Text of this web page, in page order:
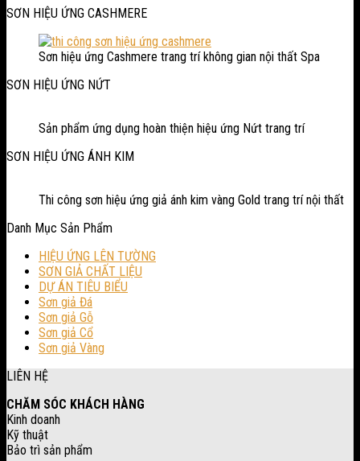
SƠN HIỆU ỨNG CASHMERE
Sơn hiệu ứng Cashmere trang trí không gian nội thất Spa
SƠN HIỆU ỨNG NỨT
Sản phẩm ứng dụng hoàn thiện hiệu ứng Nứt trang trí
SƠN HIỆU ỨNG ÁNH KIM
Thi công sơn hiệu ứng giả ánh kim vàng Gold trang trí nội thất
Danh Mục Sản Phẩm
HIỆU ỨNG LÊN TƯỜNG
SƠN GIẢ CHẤT LIỆU
DỰ ÁN TIÊU BIỂU
Sơn giả Đá
Sơn giả Gỗ
Sơn giả Cổ
Sơn giả Vàng
LIÊN HỆ
CHĂM SÓC KHÁCH HÀNG
Kinh doanh
Kỹ thuật
Bảo trì sản phẩm